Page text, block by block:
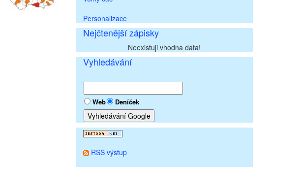
Personalizace
Nejčtenější zápisky
Neexistuji vhodna data!
Vyhledávání
Web Deníček
RSS výstup